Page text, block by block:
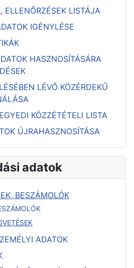
ELLENŐRZÉSEK LISTÁJA
IGÉNYLÉSE
HASZNOSÍTÁSÁRA
LÉVŐ KÖZÉRDEKŰ
KÖZZÉTÉTELI LISTA
ÚJRAHASZNOSÍTÁSA
adatok
BESZÁMOLÓK
ADATOK